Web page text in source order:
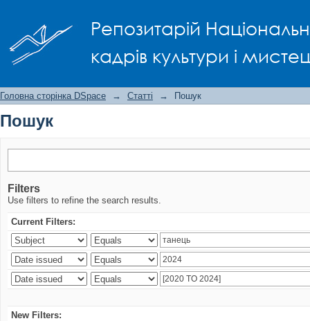
Репозитарій
кадрів культури і
Головна сторінка DSpace → Статті → Пошук
Пошук
Filters
Use filters to refine the search results.
Current Filters:
New Filters: